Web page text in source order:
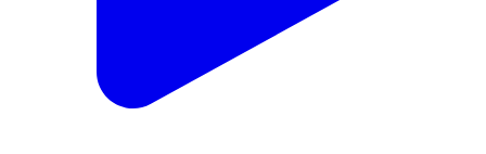
नौगढ़: नौगढ़ ब्लॉक में जन चौपाल का आयोजन, सिविल जज ने